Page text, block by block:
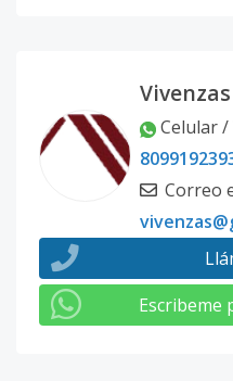
Celular
Correo
Escribeme